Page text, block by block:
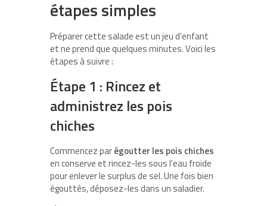
étapes simples
Préparer cette salade est un jeu d’enfant
et ne prend que quelques minutes. Voici les
étapes à suivre :
Étape 1 : Rincez et
administrez les pois
chiches
Commencez parégoutter les pois chiches
en conserve et rincez-les sous l’eau froide
pour enlever le surplus de sel. Une fois bien
égouttés, déposez-les dans un saladier.